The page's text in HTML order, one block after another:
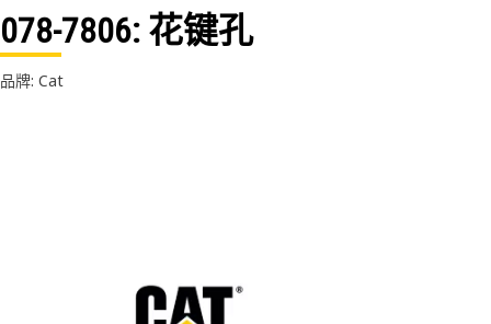
078-7806: 花键孔
品牌: Cat